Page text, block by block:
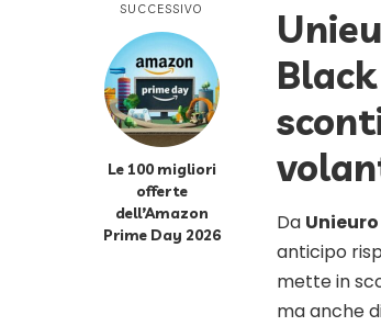
SUCCESSIVO
Le 100 migliori
offerte
dell’Amazon
Prime Day 2026
Da Unieuro
anticipo
mette in
ma anche